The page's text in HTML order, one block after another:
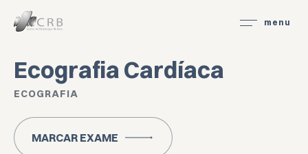
Exames
Contactos
menu
Ecografia Cardíaca
ECOGRAFIA
MARCAR EXAME